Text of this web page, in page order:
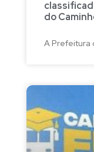
do
A Prefeitura